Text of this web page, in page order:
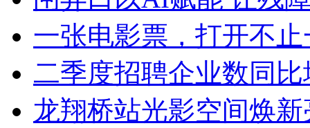
一张电影票，打开不
二季度招聘企业数同比
龙翔桥站光影空间焕